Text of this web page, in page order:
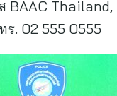
BAAC
ร. 02 555 0555